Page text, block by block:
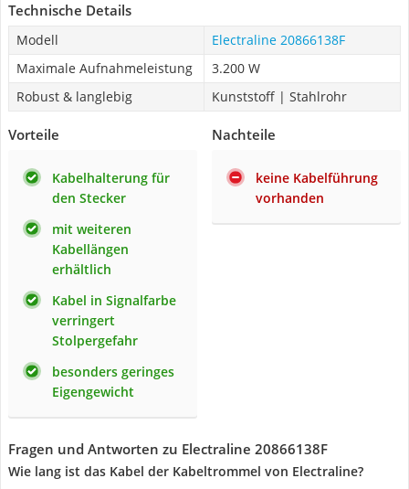
Technische Details
Modell
Electraline 20866138F
Maximale Aufnahmeleistung
3.200 W
Robust & langlebig
Kunststoff | Stahlrohr
Vorteile
Kabelhalterung für
den Stecker
mit weiteren
Kabellängen
erhältlich
Kabel in Signalfarbe
verringert
Stolpergefahr
besonders geringes
Eigengewicht
Nachteile
keine Kabelführung
vorhanden
Fragen und Antworten zu Electraline 20866138F
Wie lang ist das Kabel der Kabeltrommel von Electraline?